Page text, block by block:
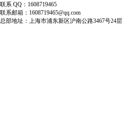
联系 QQ：1608719465
联系邮箱：1608719465@qq.com
总部地址：上海市浦东新区沪南公路3467号24层